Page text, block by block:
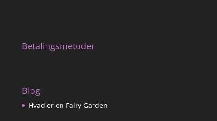
Betalingsmetoder
Blog
Hvad er en Fairy Garden